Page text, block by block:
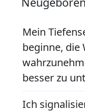
Mein
beginne, die
besser zu
Ich